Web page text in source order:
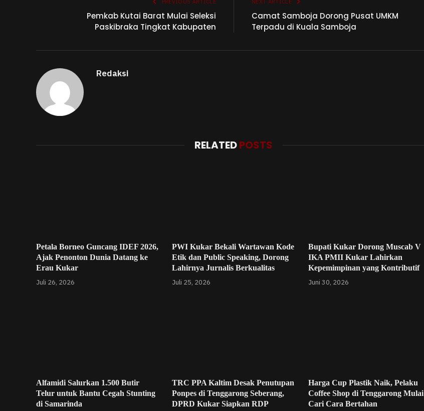
PREVIOUS ARTICLE
Pemkab Kutai Barat Mulai Seleksi
Paskibraka Tingkat Kabupaten
NEXT ARTICLE
Camat Samboja Dorong Pusat UMKM
Terpadu di Kuala Samboja
Redaksi
RELATEDPOSTS
Petala Borneo Guncang IDEF 2026,
Ajak Penonton Dunia Datang ke
Erau Kukar
Juli 26, 2026
PWI Kukar Bekali Wartawan Kode
Etik dan Public Speaking, Dorong
Lahirnya Jurnalis Berkualitas
Juli 25, 2026
Bupati Kukar Dorong Muscab V
IKA PMII Kukar Lahirkan
Kepemimpinan yang Kontributif
Juni 30, 2026
Alfamidi Salurkan 1.500 Butir
Telur untuk Bantu Cegah Stunting
di Samarinda
TRC PPA Kaltim Desak Penutupan
Ponpes di Tenggarong Seberang,
DPRD Kukar Siapkan RDP
Harga Cup Plastik Naik, Pelaku
Coffee Shop di Tenggarong Mulai
Cari Cara Bertahan